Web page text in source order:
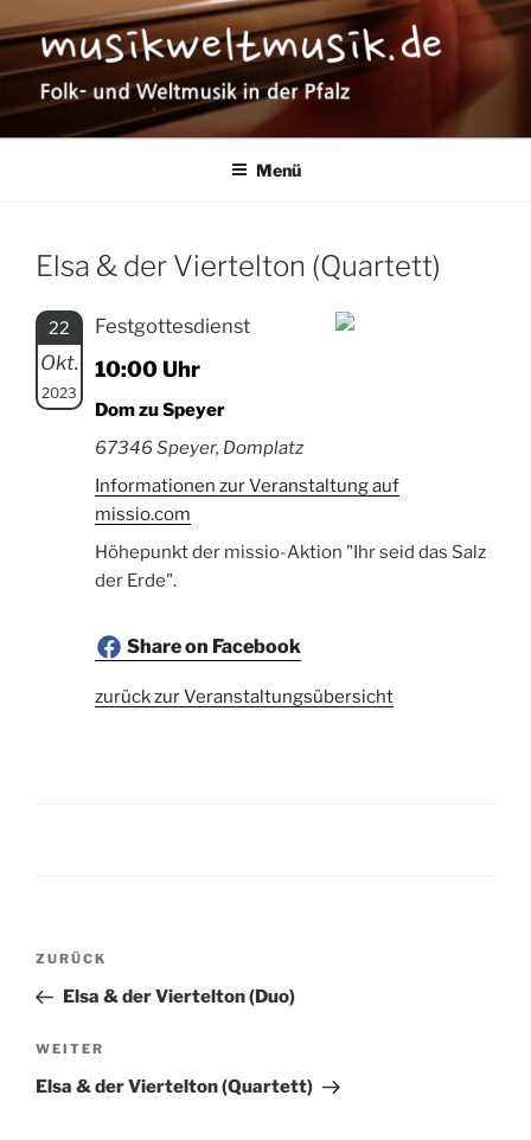
Inhalt
springen
MUSIKWELTMUSIK
Folk- und Weltmusik in der Pfalz
Menü
Elsa & der Viertelton (Quartett)
22
Okt.
2023
Festgottesdienst
10:00 Uhr
Dom zu Speyer
67346 Speyer, Domplatz
Informationen zur Veranstaltung auf
missio.com
Höhepunkt der missio-Aktion "Ihr seid das Salz
der Erde".
Share on Facebook
zurück zur Veranstaltungsübersicht
Beitragsnavigation
Vorheriger
Beitrag
ZURÜCK
Elsa & der Viertelton (Duo)
Nächster
Beitrag
WEITER
Elsa & der Viertelton (Quartett)